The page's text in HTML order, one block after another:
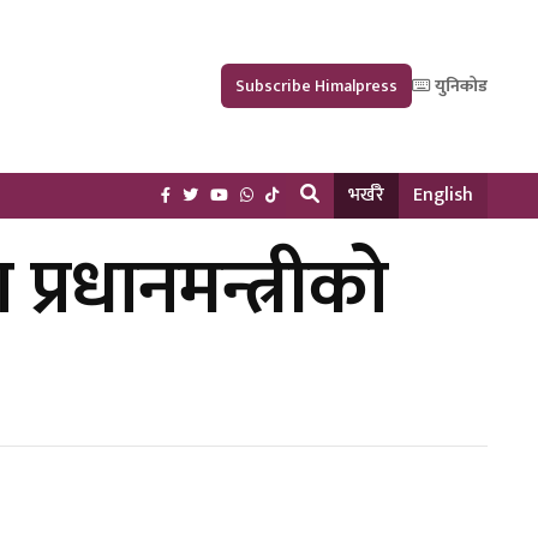
Subscribe Himalpress युनिकोड
भर्खरै English